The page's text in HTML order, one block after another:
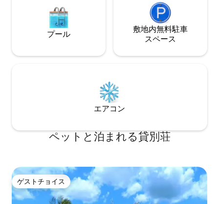
プール
敷地内無料駐⁠車
ス⁠ペ⁠ー⁠ス
エアコン
ペットと泊まれる貸別荘
ゲストチョイス
ゲストチョイス